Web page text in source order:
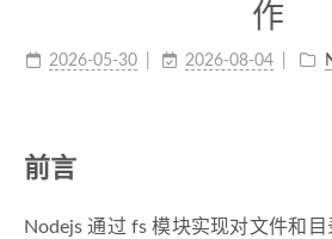
作
2026-05-30 2026-08-04
前言
Nodejs 通过 fs 模块实现对文件和